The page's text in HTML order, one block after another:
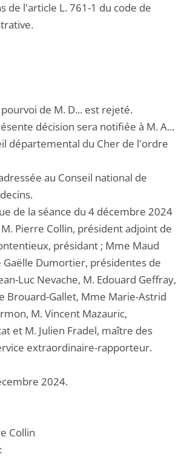
de l'article L. 761-1 du code de
de M. D... est rejeté.
décision sera notifiée à M. A...
départemental du Cher de l'ordre
au Conseil national de
de la séance du 4 décembre 2024
Pierre Collin, président adjoint de
présidant ; Mme Maud
Gaëlle Dumortier, présidentes de
Luc Nevache, M. Edouard Geffray,
Brouard-Gallet, Mme Marie-Astrid
M. Vincent Mazauric,
et M. Julien Fradel, maître des
extraordinaire-rapporteur.
2024.
Collin